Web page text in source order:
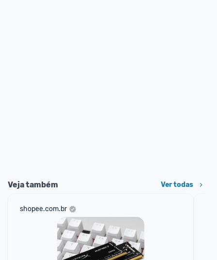
Veja também Ver todas
shopee.com.br